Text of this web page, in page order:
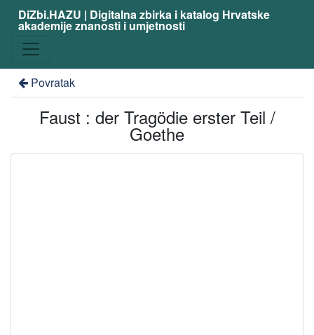
DiZbi.HAZU | Digitalna zbirka i katalog Hrvatske
akademije znanosti i umjetnosti
Povratak
Faust : der Tragödie erster Teil /
Goethe